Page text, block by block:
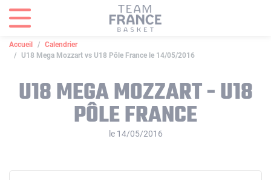
Accueil
Calendrier
U18 Mega Mozzart vs U18 Pôle France le 14/05/2016
U18 MEGA MOZZART - U18
PÔLE FRANCE
le 14/05/2016
Panneau de gestion des cookies